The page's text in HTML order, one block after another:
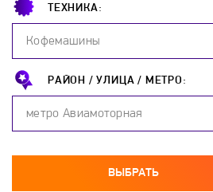
ТЕХНИКА:
Кофемашины
РАЙОН / УЛИЦА / МЕТРО:
метро Авиамоторная
ВЫБРАТЬ